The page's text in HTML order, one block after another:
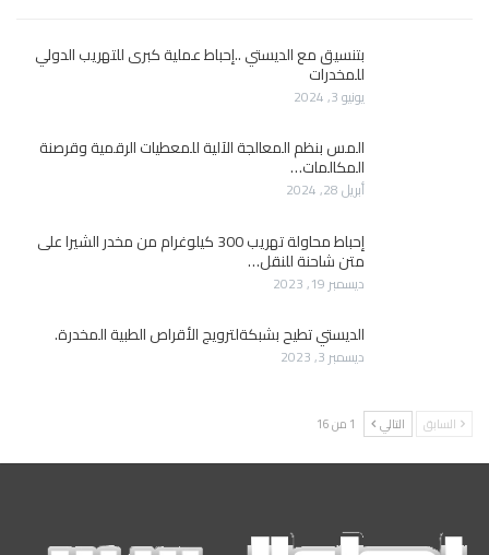
بتنسيق مع الديستي ..إحباط عملية كبرى للتهريب الدولي
للمخدرات
يونيو 3, 2024
المس بنظم المعالجة الآلية للمعطيات الرقمية وقرصنة
المكالمات…
أبريل 28, 2024
إحباط محاولة تهريب 300 كيلوغرام من مخدر الشيرا على
متن شاحنة للنقل…
ديسمبر 19, 2023
الديستي تطيح بشبكةلترويج الأقراص الطبية المخدرة.
ديسمبر 3, 2023
السابق التالي 1 من 16